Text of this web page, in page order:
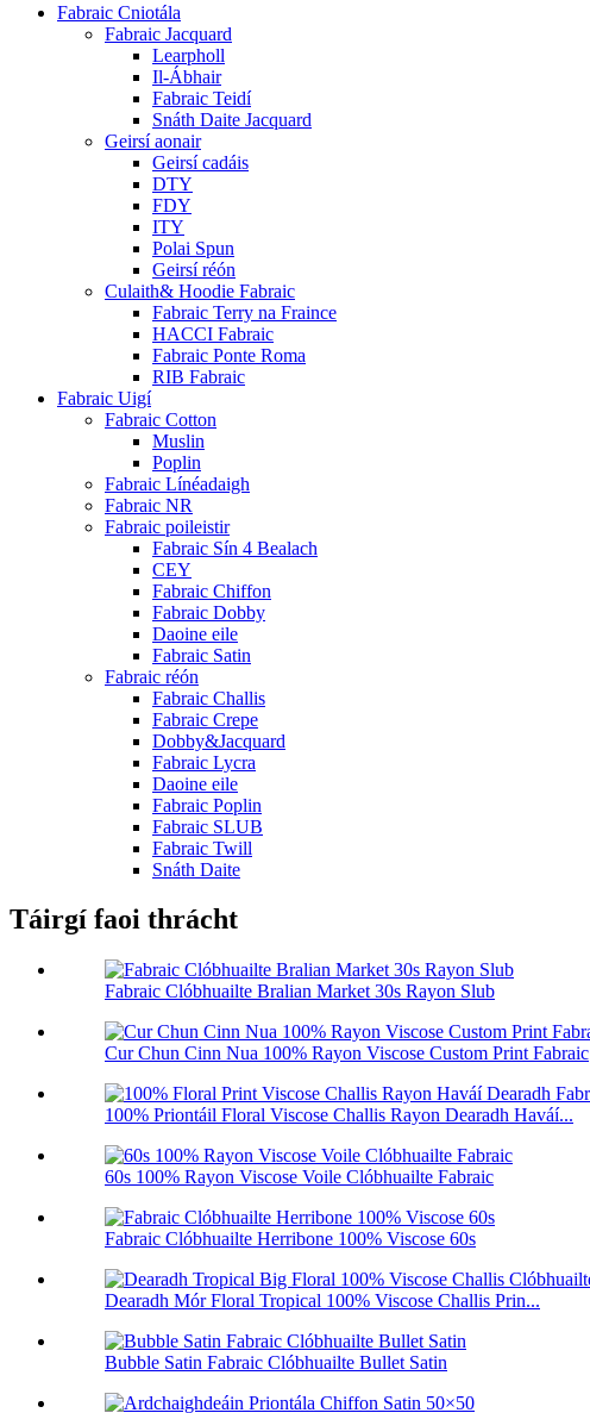
Fabraic Cniotála
Fabraic Jacquard
Learpholl
Il-Ábhair
Fabraic Teidí
Snáth Daite Jacquard
Geirsí aonair
Geirsí cadáis
DTY
FDY
ITY
Polai Spun
Geirsí réón
Culaith& Hoodie Fabraic
Fabraic Terry na Fraince
HACCI Fabraic
Fabraic Ponte Roma
RIB Fabraic
Fabraic Uigí
Fabraic Cotton
Muslin
Poplin
Fabraic Línéadaigh
Fabraic NR
Fabraic poileistir
Fabraic Sín 4 Bealach
CEY
Fabraic Chiffon
Fabraic Dobby
Daoine eile
Fabraic Satin
Fabraic réón
Fabraic Challis
Fabraic Crepe
Dobby&Jacquard
Fabraic Lycra
Daoine eile
Fabraic Poplin
Fabraic SLUB
Fabraic Twill
Snáth Daite
Táirgí faoi thrácht
Fabraic Clóbhuailte Bralian Market 30s Rayon Slub
Cur Chun Cinn Nua 100% Rayon Viscose Custom Print Fabraic
100% Priontáil Floral Viscose Challis Rayon Dearadh Haváí...
60s 100% Rayon Viscose Voile Clóbhuailte Fabraic
Fabraic Clóbhuailte Herribone 100% Viscose 60s
Dearadh Mór Floral Tropical 100% Viscose Challis Prin...
Bubble Satin Fabraic Clóbhuailte Bullet Satin